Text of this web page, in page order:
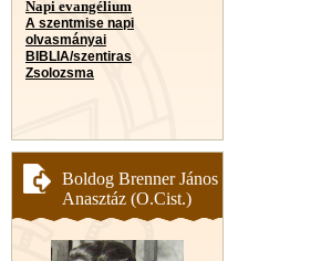
Napi evangélium
A szentmise napi
olvasmányai
BIBLIA/szentiras
Zsolozsma
Boldog Brenner János
Anasztáz (O.Cist.)